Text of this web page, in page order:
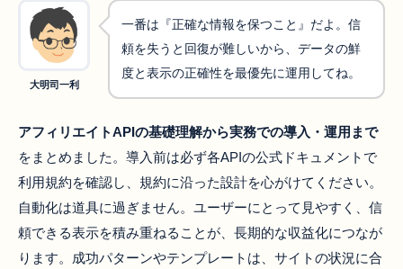
大明司一利
一番は『正確な情報を保つこと』だよ。信
頼を失うと回復が難しいから、データの鮮
度と表示の正確性を最優先に運用してね。
アフィリエイトAPIの基礎理解から実務での導入・運用まで
をまとめました。導入前は必ず各APIの公式ドキュメントで
利用規約を確認し、規約に沿った設計を心がけてください。
自動化は道具に過ぎません。ユーザーにとって見やすく、信
頼できる表示を積み重ねることが、長期的な収益化につなが
ります。成功パターンやテンプレートは、サイトの状況に合